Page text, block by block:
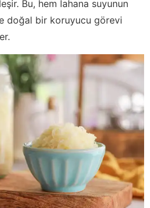
Bu, hem lahana suyunun
doğal bir koruyucu görevi